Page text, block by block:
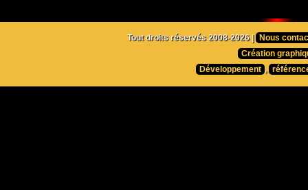
Tout droits réservés 2008-2026 |
Nous
Création
Développement ,